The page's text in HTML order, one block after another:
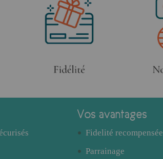
Vos avantages
Fidelité recompensée
Parrainage